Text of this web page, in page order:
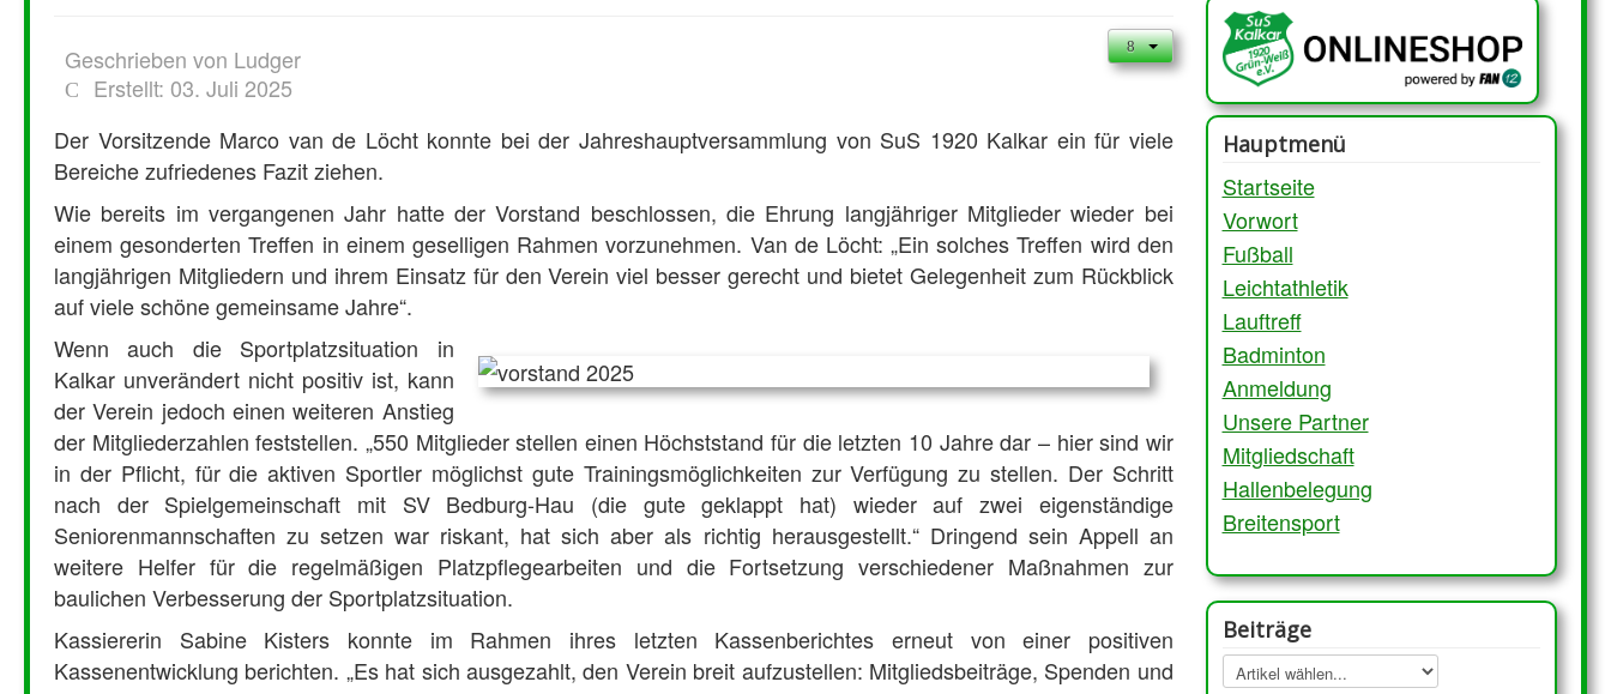
Geschrieben von Ludger
Erstellt: 03. Juli 2025
Der Vorsitzende Marco van de Löcht konnte bei der Jahreshauptversammlung von SuS 1920 Kalkar ein für viele
Bereiche zufriedenes Fazit ziehen.
Wie bereits im vergangenen Jahr hatte der Vorstand beschlossen, die Ehrung langjähriger Mitglieder wieder bei
einem gesonderten Treffen in einem geselligen Rahmen vorzunehmen. Van de Löcht: „Ein solches Treffen wird den
langjährigen Mitgliedern und ihrem Einsatz für den Verein viel besser gerecht und bietet Gelegenheit zum Rückblick
auf viele schöne gemeinsame Jahre“.
Wenn auch die Sportplatzsituation in
Kalkar unverändert nicht positiv ist, kann
der Verein jedoch einen weiteren Anstieg
der Mitgliederzahlen feststellen. „550 Mitglieder stellen einen Höchststand für die letzten 10 Jahre dar – hier sind wir
in der Pflicht, für die aktiven Sportler möglichst gute Trainingsmöglichkeiten zur Verfügung zu stellen. Der Schritt
nach der Spielgemeinschaft mit SV Bedburg-Hau (die gute geklappt hat) wieder auf zwei eigenständige
Seniorenmannschaften zu setzen war riskant, hat sich aber als richtig herausgestellt.“ Dringend sein Appell an
weitere Helfer für die regelmäßigen Platzpflegearbeiten und die Fortsetzung verschiedener Maßnahmen zur
baulichen Verbesserung der Sportplatzsituation.
Kassiererin Sabine Kisters konnte im Rahmen ihres letzten Kassenberichtes erneut von einer positiven
Kassenentwicklung berichten. „Es hat sich ausgezahlt, den Verein breit aufzustellen: Mitgliedsbeiträge, Spenden und
Hauptmenü
Startseite
Vorwort
Fußball
Leichtathletik
Lauftreff
Badminton
Anmeldung
Unsere Partner
Mitgliedschaft
Hallenbelegung
Breitensport
Beiträge